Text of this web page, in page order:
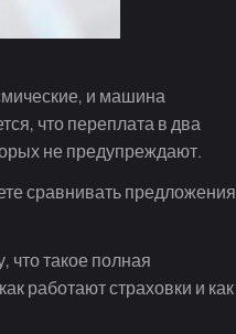
и машина
что переплата в два
не предупреждают.
сравнивать предложения
что такое полная
работают страховки и как